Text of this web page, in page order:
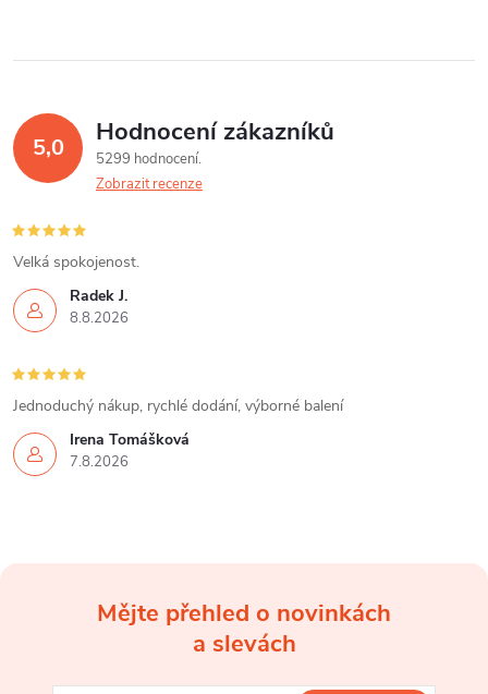
t
ů
t
ů
l
d
a
c
í
p
r
v
k
y
5,0 Hodnocení zákazníků
5299 hodnocení
Zobrazit recenze
Radek J.
8.8.2026
Velká spokojenost.
Irena Tomášková
7.8.2026
Jednoduchý nákup, rychlé dodání, výborné balení
Mějte přehled o novinkách
a slevách